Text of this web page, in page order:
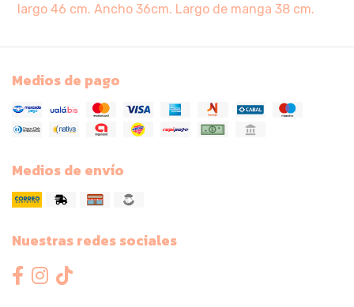
largo 46 cm. Ancho 36cm. Largo de manga 38 cm.
Medios de pago
Medios de envío
Nuestras redes sociales